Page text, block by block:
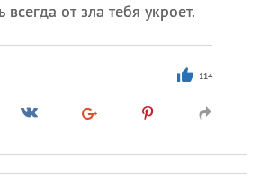
всегда от зла тебя укроет.
114